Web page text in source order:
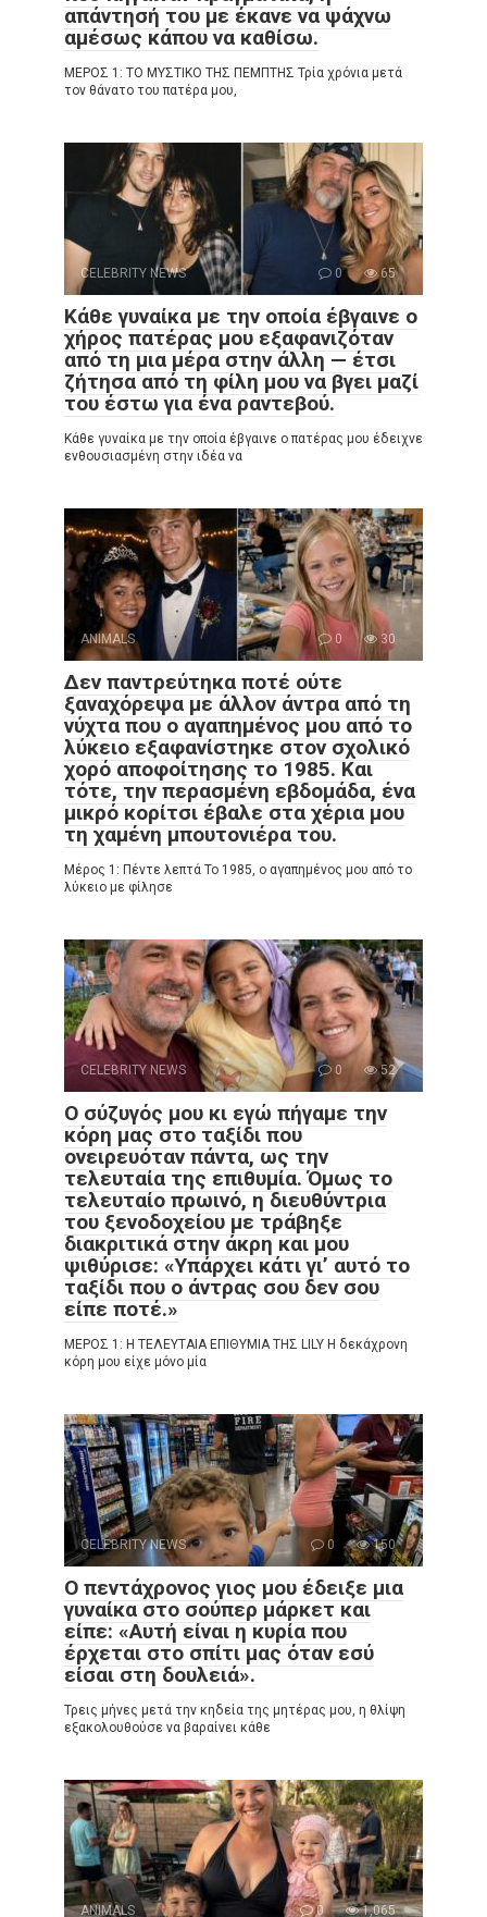
απάντησή του με έκανε να ψάχνω
αμέσως κάπου να καθίσω.
ΜΕΡΟΣ 1: ΤΟ ΜΥΣΤΙΚΟ ΤΗΣ ΠΕΜΠΤΗΣ Τρία χρόνια μετά
τον θάνατο του πατέρα μου,
CELEBRITY NEWS 0 65
Κάθε γυναίκα με την οποία έβγαινε ο
χήρος πατέρας μου εξαφανιζόταν
από τη μια μέρα στην άλλη — έτσι
ζήτησα από τη φίλη μου να βγει μαζί
του έστω για ένα ραντεβού.
Κάθε γυναίκα με την οποία έβγαινε ο πατέρας μου έδειχνε
ενθουσιασμένη στην ιδέα να
ANIMALS 0 30
Δεν παντρεύτηκα ποτέ ούτε
ξαναχόρεψα με άλλον άντρα από τη
νύχτα που ο αγαπημένος μου από το
λύκειο εξαφανίστηκε στον σχολικό
χορό αποφοίτησης το 1985. Και
τότε, την περασμένη εβδομάδα, ένα
μικρό κορίτσι έβαλε στα χέρια μου
τη χαμένη μπουτονιέρα του.
Μέρος 1: Πέντε λεπτά Το 1985, ο αγαπημένος μου από το
λύκειο με φίλησε
CELEBRITY NEWS 0 52
Ο σύζυγός μου κι εγώ πήγαμε την
κόρη μας στο ταξίδι που
ονειρευόταν πάντα, ως την
τελευταία της επιθυμία. Όμως το
τελευταίο πρωινό, η διευθύντρια
του ξενοδοχείου με τράβηξε
διακριτικά στην άκρη και μου
ψιθύρισε: «Υπάρχει κάτι γι’ αυτό το
ταξίδι που ο άντρας σου δεν σου
είπε ποτέ.»
ΜΕΡΟΣ 1: Η ΤΕΛΕΥΤΑΙΑ ΕΠΙΘΥΜΙΑ ΤΗΣ LILY Η δεκάχρονη
κόρη μου είχε μόνο μία
CELEBRITY NEWS 0 150
Ο πεντάχρονος γιος μου έδειξε μια
γυναίκα στο σούπερ μάρκετ και
είπε: «Αυτή είναι η κυρία που
έρχεται στο σπίτι μας όταν εσύ
είσαι στη δουλειά».
Τρεις μήνες μετά την κηδεία της μητέρας μου, η θλίψη
εξακολουθούσε να βαραίνει κάθε
ANIMALS 0 1,065